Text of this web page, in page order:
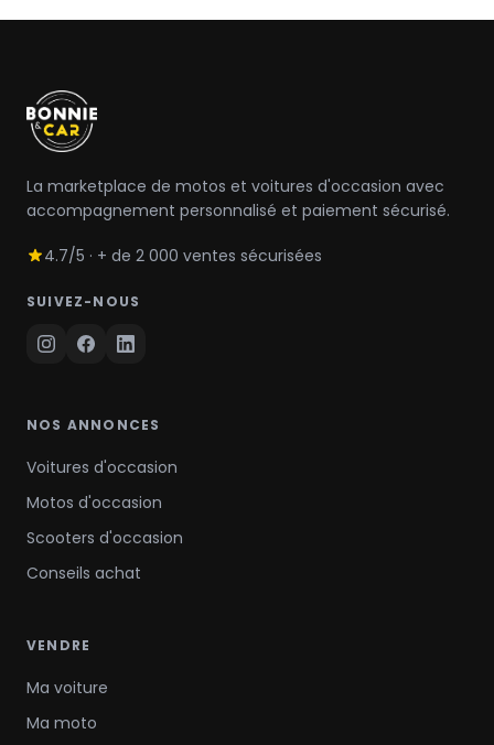
La marketplace de motos et voitures d'occasion avec
accompagnement personnalisé et paiement sécurisé.
4.7/5 · + de 2 000 ventes sécurisées
SUIVEZ-NOUS
NOS ANNONCES
Voitures d'occasion
Motos d'occasion
Scooters d'occasion
Conseils achat
VENDRE
Ma voiture
Ma moto